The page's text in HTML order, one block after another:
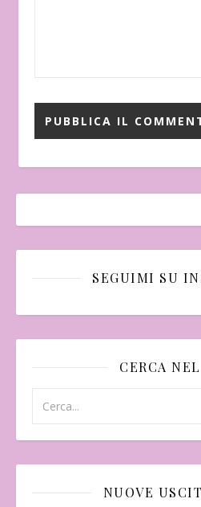
SEGUIMI SU
CERCA
NUOVE